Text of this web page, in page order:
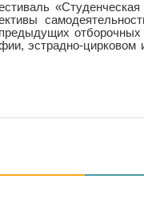
«Студенческая
эстрадно-цирковом